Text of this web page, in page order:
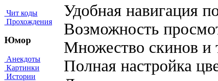
Чит коды
Прохождения
Юмор
Анекдоты
Картинки
Истории
Удобная навигация
Возможность
Множество скинов и
Полная настройка